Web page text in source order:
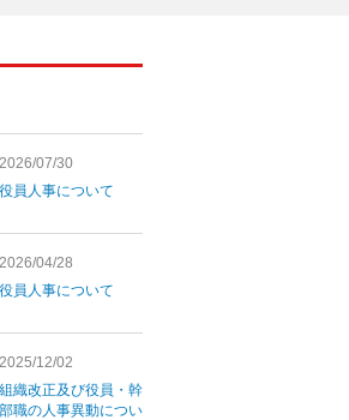
2026/07/30
役員人事について
2026/04/28
役員人事について
2025/12/02
組織改正及び役員・幹
部職の人事異動につい